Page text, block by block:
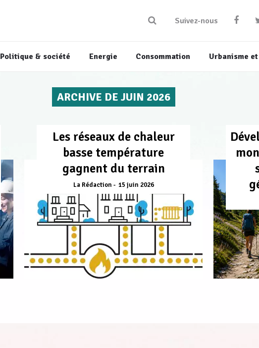
Suivez-nous
Politique & société Energie Consommation Urbanisme
ARCHIVE DE JUIN 2026
Les réseaux de chaleur
basse température
gagnent du terrain
La Rédaction 15 juin 2026